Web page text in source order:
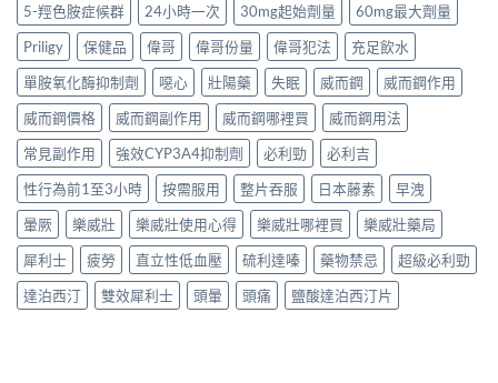
5-羥色胺症候群 24小時一次 30mg起始劑量
60mg最大劑量
Priligy
保健品 偉哥 偉哥份量 偉哥犯法
充足飲水
單胺氧化酶抑制劑
噁心 壯陽藥 失眠 威而鋼
威而鋼作用
威而鋼價格
威而鋼副作用 威而鋼哪裡買
威而鋼用法
常見副作用
強效CYP3A4抑制劑 必利勁
必利吉
性行為前1至3小時
按需服用 整片吞服 日本藤素
早洩
暈厥
樂威壯 樂威壯使用心得 樂威壯哪裡買
樂威壯藥局
犀利士
疲勞 直立性低血壓 硫利達嗪 藥物禁忌
超級必利勁
達泊西汀
雙效犀利士 頭暈 頭痛 鹽酸達泊西汀片